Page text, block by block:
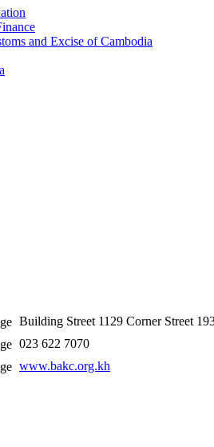
and Excise of Cambodia
Building Street 1129 Corner Street
​ 023 622 7070
www.bakc.org.kh